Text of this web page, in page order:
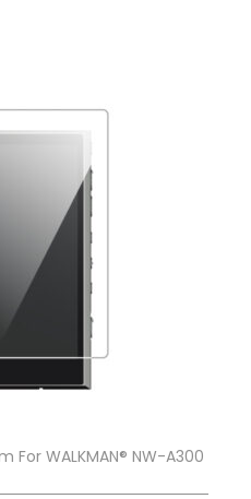
WALKMAN® NW-A300